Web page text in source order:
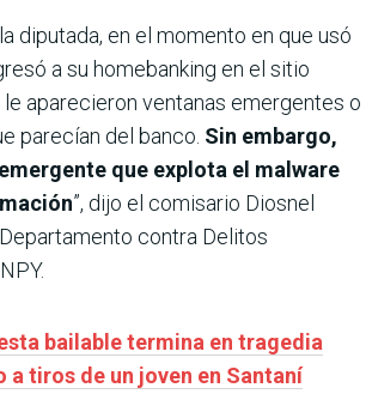
diputada, en el momento en que usó
a su homebanking en el sitio
aparecieron ventanas emergentes o
parecían del banco. Sin embargo,
que explota el malware
”, dijo el comisario Diosnel
contra Delitos
bailable termina en tragedia
a tiros de un joven en Santaní